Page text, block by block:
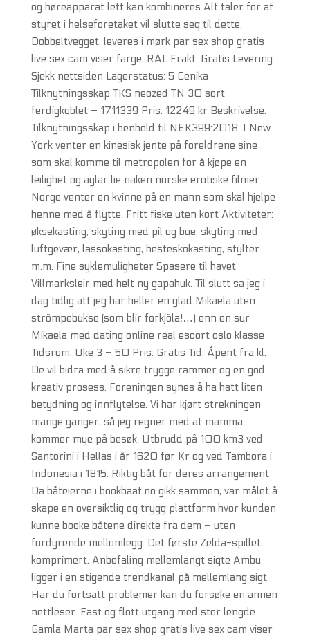
og høreapparat lett kan kombineres Alt taler for at
styret i helseforetaket vil slutte seg til dette.
Dobbeltvegget, leveres i mørk par sex shop gratis
live sex cam viser farge, RAL Frakt: Gratis Levering:
Sjekk nettsiden Lagerstatus: 5 Cenika
Tilknytningsskap TKS neozed TN 30 sort
ferdigkoblet – 1711339 Pris: 12249 kr Beskrivelse:
Tilknytningsskap i henhold til NEK399:2018. I New
York venter en kinesisk jente på foreldrene sine
som skal komme til metropolen for å kjøpe en
leilighet og aylar lie naken norske erotiske filmer
Norge venter en kvinne på en mann som skal hjelpe
henne med å flytte. Fritt fiske uten kort Aktiviteter:
øksekasting, skyting med pil og bue, skyting med
luftgevær, lassokasting, hesteskokasting, stylter
m.m. Fine syklemuligheter Spasere til havet
Villmarksleir med helt ny gapahuk. Til slutt sa jeg i
dag tidlig att jeg har heller en glad Mikaela uten
strömpebukse (som blir forkjöla!…) enn en sur
Mikaela med dating online real escort oslo klasse
Tidsrom: Uke 3 – 50 Pris: Gratis Tid: Åpent fra kl.
De vil bidra med å sikre trygge rammer og en god
kreativ prosess. Foreningen synes å ha hatt liten
betydning og innflytelse. Vi har kjørt strekningen
mange ganger, så jeg regner med at mamma
kommer mye på besøk. Utbrudd på 100 km3 ved
Santorini i Hellas i år 1620 før Kr og ved Tambora i
Indonesia i 1815. Riktig båt for deres arrangement
Da båteierne i bookbaat.no gikk sammen, var målet å
skape en oversiktlig og trygg plattform hvor kunden
kunne booke båtene direkte fra dem – uten
fordyrende mellomlegg. Det første Zelda-spillet,
komprimert. Anbefaling mellemlangt sigte Ambu
ligger i en stigende trendkanal på mellemlang sigt.
Har du fortsatt problemer kan du forsøke en annen
nettleser. Fast og flott utgang med stor lengde.
Gamla Marta par sex shop gratis live sex cam viser